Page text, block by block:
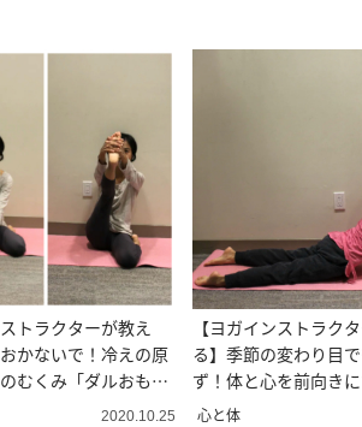
ストラクターが教え
かないで！冷えの原
むくみ「ダルおも」
ーズ４選
2020.10.25
【ヨガインストラク
る】季節の変わり目
ず！体と心を前向き
く簡単ポーズ3選
心と体